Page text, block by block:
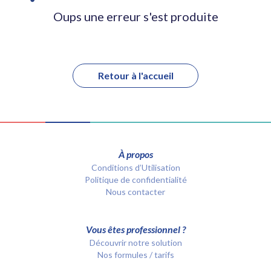
Oups une erreur s'est produite
Retour à l'accueil
À propos
Conditions d’Utilisation
Politique de confidentialité
Nous contacter
Vous êtes professionnel ?
Découvrir notre solution
Nos formules / tarifs